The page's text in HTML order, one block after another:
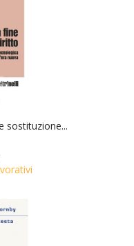
sostituzione...